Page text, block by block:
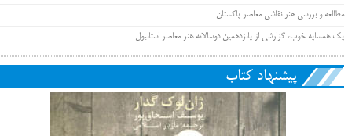
مطالعه و بررسی هنر نقاشی معاصر پاکستان
یک همسایه خوب، گزارشی از پانزدهمین دوسالانه هنر معاصر استانبول
پیشنهاد کتاب